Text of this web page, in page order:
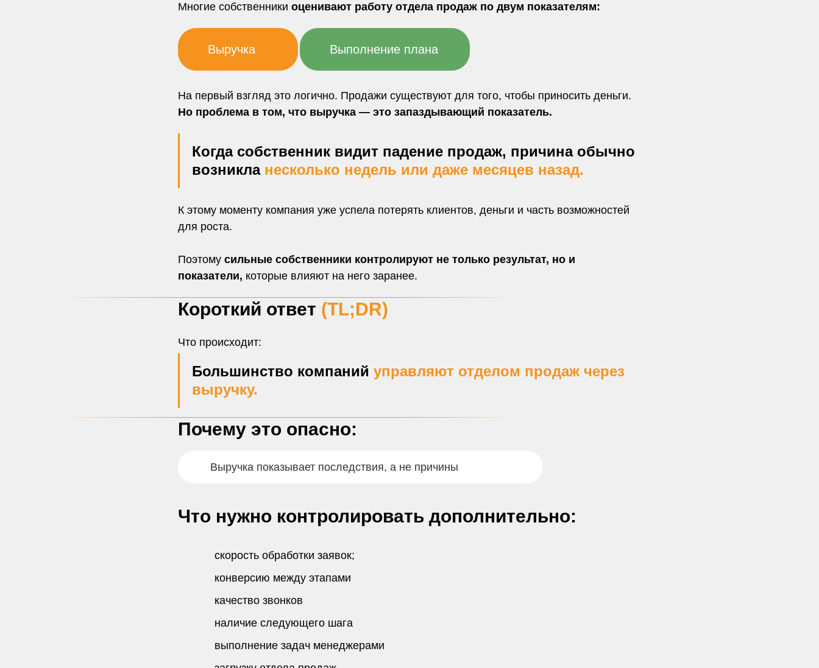
Многие собственники оценивают работу отдела продаж по двум показателям:
Выручка Выполнение плана
На первый взгляд это логично. Продажи существуют для того, чтобы приносить деньги.
Но проблема в том, что выручка — это запаздывающий показатель.
Когда собственник видит падение продаж, причина обычно
возникла несколько недель или даже месяцев назад.
К этому моменту компания уже успела потерять клиентов, деньги и часть возможностей
для роста.
Поэтому сильные собственники контролируют не только результат, но и
показатели, которые влияют на него заранее.
Короткий ответ (TL;DR)
Что происходит:
Большинство компаний управляют отделом продаж через
выручку.
Почему это опасно:
Выручка показывает последствия, а не причины
Что нужно контролировать дополнительно:
скорость обработки заявок;
конверсию между этапами
качество звонков
наличие следующего шага
выполнение задач менеджерами